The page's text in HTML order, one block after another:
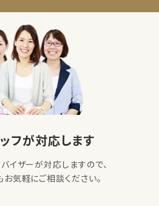
フが対応します
バイザーが対応しますので、
気軽にご相談ください。